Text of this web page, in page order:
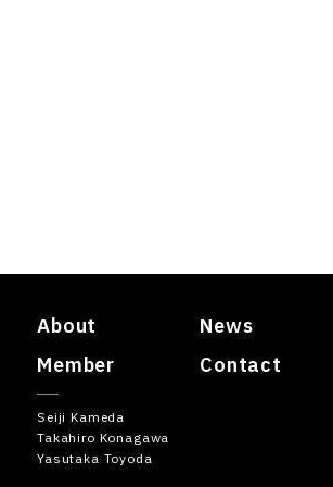
About
News
Member
Seiji Kameda
Takahiro Konagawa
Yasutaka Toyoda
Contact